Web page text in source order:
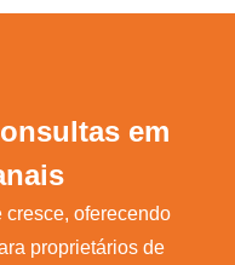
em
cresce, oferecendo
proprietários de